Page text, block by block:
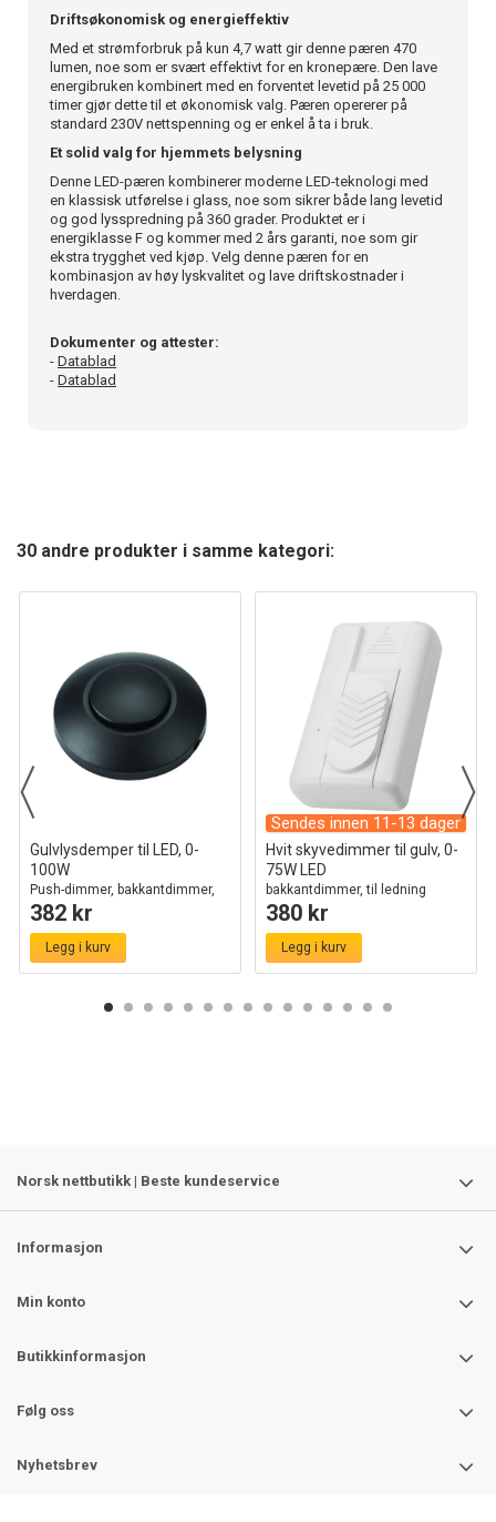
Driftsøkonomisk og energieffektiv
Med et strømforbruk på kun 4,7 watt gir denne pæren 470
lumen, noe som er svært effektivt for en kronepære. Den lave
energibruken kombinert med en forventet levetid på 25 000
timer gjør dette til et økonomisk valg. Pæren opererer på
standard 230V nettspenning og er enkel å ta i bruk.
Et solid valg for hjemmets belysning
Denne LED-pæren kombinerer moderne LED-teknologi med
en klassisk utførelse i glass, noe som sikrer både lang levetid
og god lysspredning på 360 grader. Produktet er i
energiklasse F og kommer med 2 års garanti, noe som gir
ekstra trygghet ved kjøp. Velg denne pæren for en
kombinasjon av høy lyskvalitet og lave driftskostnader i
hverdagen.
Dokumenter og attester:
- Datablad
- Datablad
30 andre produkter i samme kategori:
Gulvlysdemper til LED, 0-
100W
Push-dimmer, bakkantdimmer,
sort
382 kr
Legg i kurv
Sendes innen 11-13 dager
Hvit skyvedimmer til gulv, 0-
75W LED
bakkantdimmer, til ledning
380 kr
Legg i kurv
Norsk nettbutikk | Beste kundeservice
Informasjon
Min konto
Butikkinformasjon
Følg oss
Nyhetsbrev